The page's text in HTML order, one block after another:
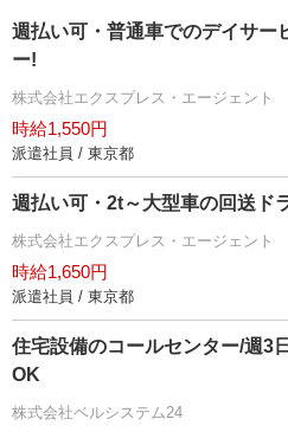
週払い可・普通車でのデイサー
ー!
株式会社エクスプレス・エージェント
時給1,550円
派遣社員 / 東京都
週払い可・2t～大型車の回送ド
株式会社エクスプレス・エージェント
時給1,650円
派遣社員 / 東京都
住宅設備のコールセンター/週3
OK
株式会社ベルシステム24